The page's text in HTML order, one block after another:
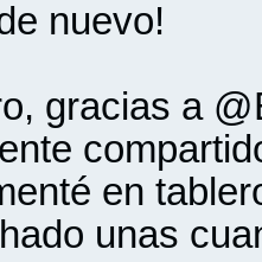
nuevo!
gracias a
en
unas